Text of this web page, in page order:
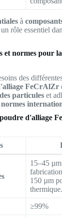
à
rôle essentiel
et normes pour
des
FeCrAlZr
particuleset
normes
d'alliage
15–45
150 µm
thermique.
≥99%